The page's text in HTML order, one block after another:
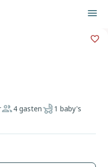
4 gasten
1 baby's